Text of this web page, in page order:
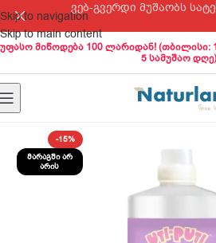
Skip to navigation
Skip to main content
ვებ-გვერდი მუშაობს
უფასო მიწოდება 100 ლარიდან! (თბილისი:
5 სამუშაო დღე)
-15%
ᲛᲐᲠᲐᲒᲨᲘ ᲐᲠ
ᲐᲠᲘᲡ